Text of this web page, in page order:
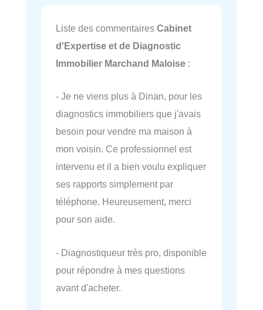
Liste des commentaires Cabinet
d'Expertise et de Diagnostic
Immobilier Marchand Maloise :
- Je ne viens plus à Dinan, pour les
diagnostics immobiliers que j'avais
besoin pour vendre ma maison à
mon voisin. Ce professionnel est
intervenu et il a bien voulu expliquer
ses rapports simplement par
téléphone. Heureusement, merci
pour son aide.
- Diagnostiqueur très pro, disponible
pour répondre à mes questions
avant d'acheter.